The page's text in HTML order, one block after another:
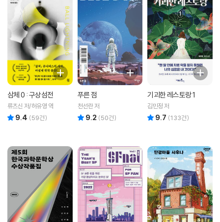
삼체 0 : 구상섬전
류츠신 저/허유영 역
9.4 (59건)
푸른 점
천선란 저
9.2 (50건)
기괴한 레스토랑 1
김민정 저
9.7 (133건)